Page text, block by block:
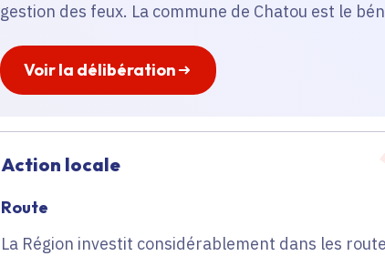
gestion des feux. La commune de Chatou est le
Voir la délibération
Action locale
Route
La Région investit considérablement dans les